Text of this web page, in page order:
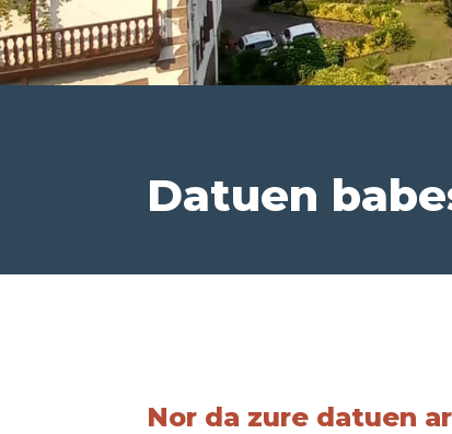
Datuen
Nor da zure datuen